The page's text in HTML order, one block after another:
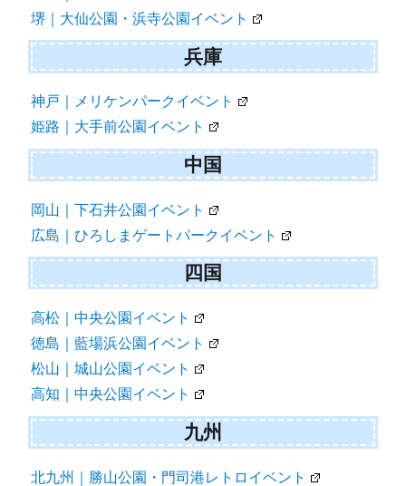
堺｜大仙公園・浜寺公園イベント
兵庫
神戸｜メリケンパークイベント
姫路｜大手前公園イベント
中国
岡山｜下石井公園イベント
広島｜ひろしまゲートパークイベント
四国
高松｜中央公園イベント
徳島｜藍場浜公園イベント
松山｜城山公園イベント
高知｜中央公園イベント
九州
北九州｜勝山公園・門司港レトロイベント